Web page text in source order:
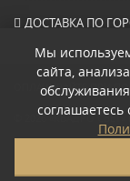
ДОСТАВКА ПО
ОПЛАЧИВАЙТЕ ПРИ
© 2026«КВАДРО
ПОЛИТИКА
Мы
сайта,
соглашаетесь